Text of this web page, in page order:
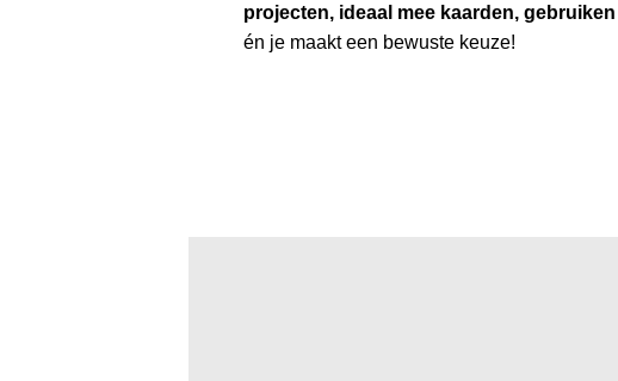
projecten, ideaal mee kaarden,
én je maakt een bewuste keuze!